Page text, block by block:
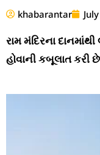
khabarantar
રામ મંદિરના
હોવાની કબૂલાત કરી